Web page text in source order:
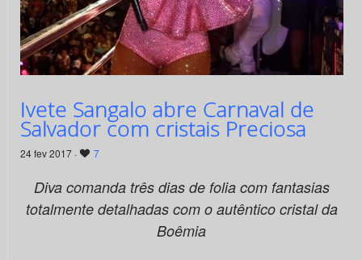
Ivete Sangalo abre Carnaval de
Salvador com cristais Preciosa
24 fev 2017 · 7
Diva comanda três dias de folia com fantasias
totalmente detalhadas com o autêntico cristal da
Boêmia